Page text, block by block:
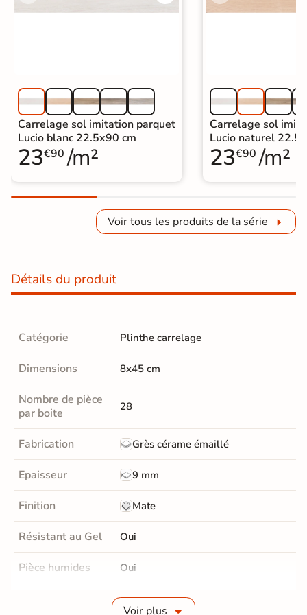
Carrelage sol imitation parquet
Lucio blanc 22.5x90 cm
23€90 /m²
Carrelage sol
Lucio naturel
23€90 /m²
Voir tous les produits de la série
Détails du produit
Catégorie Plinthe carrelage
Dimensions 8x45 cm
Nombre de pièce
par boite
28
Fabrication Grès cérame émaillé
Epaisseur 9 mm
Finition Mate
Résistant au Gel Oui
Pièce humides Oui
Boite
Voir plus